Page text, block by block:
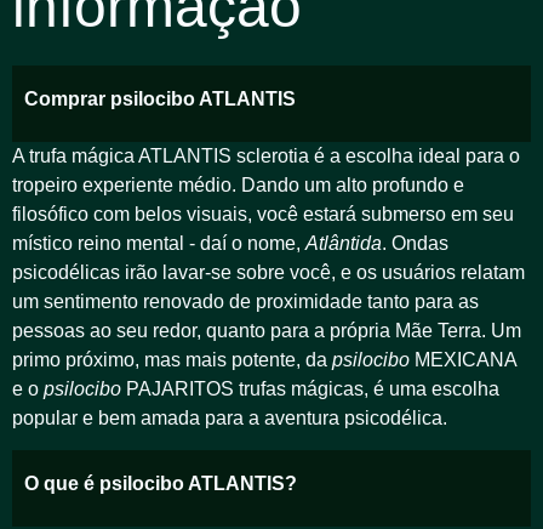
Comprar psilocibo ATLANTIS
A trufa mágica ATLANTIS sclerotia é a escolha ideal para o
tropeiro experiente médio. Dando um alto profundo e
filosófico com belos visuais, você estará submerso em seu
místico reino mental - daí o nome, Atlântida. Ondas
psicodélicas irão lavar-se sobre você, e os usuários relatam
um sentimento renovado de proximidade tanto para as
pessoas ao seu redor, quanto para a própria Mãe Terra. Um
primo próximo, mas mais potente, da psilocibo MEXICANA
e o psilocibo PAJARITOS trufas mágicas, é uma escolha
popular e bem amada para a aventura psicodélica.
O que é psilocibo ATLANTIS?